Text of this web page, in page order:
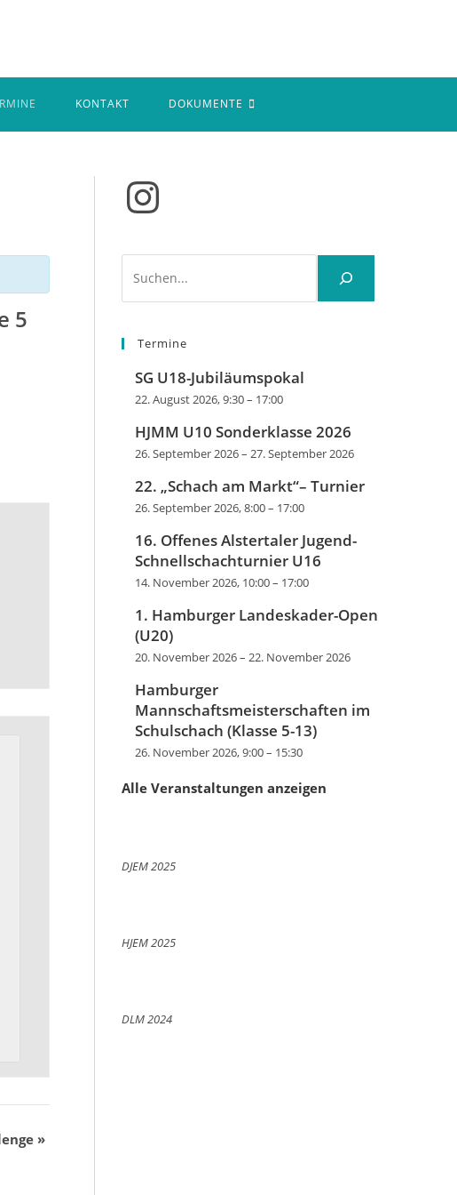
KONTAKT DOKUMENTE
5
»
Instagram
Termine
SG U18-Jubiläumspokal
22. August 2026, 9:30– 17:00
HJMM U10 Sonderklasse 2026
26. September 2026– 27. September 2026
22. „Schach am Markt“– Turnier
26. September 2026, 8:00– 17:00
16. Offenes Alstertaler Jugend-
Schnellschachturnier U16
14. November 2026, 10:00– 17:00
1. Hamburger Landeskader-Open
(U20)
20. November 2026– 22. November 2026
Hamburger
Mannschaftsmeisterschaften im
Schulschach (Klasse 5-13)
26. November 2026, 9:00– 15:30
Alle Veranstaltungen anzeigen
DJEM 2025
HJEM 2025
DLM 2024